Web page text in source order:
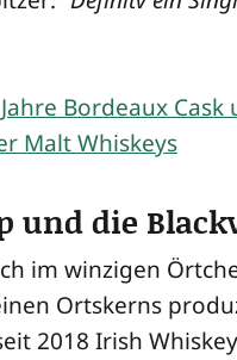
und die
im win­zi­gen
Orts­kerns
2018 Irish